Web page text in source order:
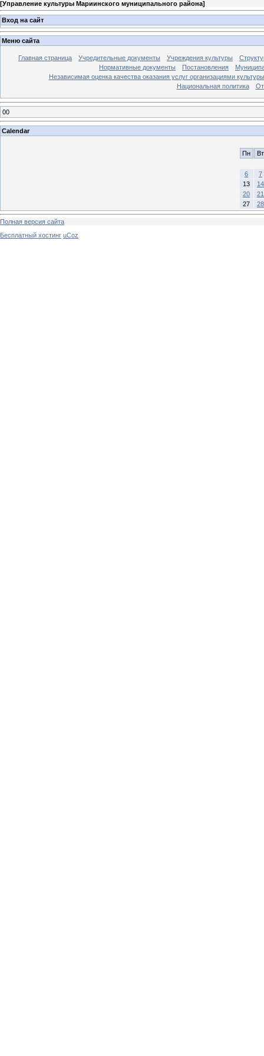
[Управление культуры Мариинского муниципального района]
Вход на сайт
Меню сайта
Главная страница Учредительные документы Учреждения культуры
Нормативные документы
Постановления
Независимая оценка качества оказания услуг организациями культуры
Национальная политика
00
Calendar
Пн Вт
6
7
13
14
20
21
27
28
Полная версия сайта
Бесплатный хостинг uCoz